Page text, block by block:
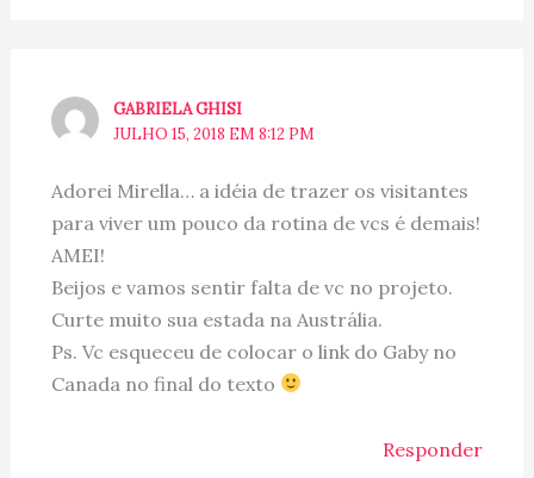
GABRIELA GHISI
JULHO 15, 2018 EM 8:12 PM
Adorei Mirella… a idéia de trazer os visitantes
para viver um pouco da rotina de vcs é demais!
AMEI!
Beijos e vamos sentir falta de vc no projeto.
Curte muito sua estada na Austrália.
Ps. Vc esqueceu de colocar o link do Gaby no
Canada no final do texto
Responder